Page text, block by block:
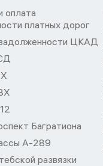
оплата
платных дорог
ЦКАД
Багратиона
А-289
развязки